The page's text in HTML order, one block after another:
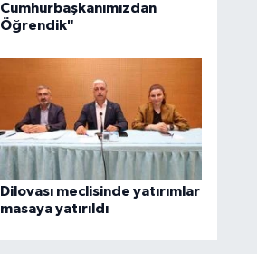
Cumhurbaşkanımızdan
Öğrendik"
Dilovası meclisinde yatırımlar
masaya yatırıldı